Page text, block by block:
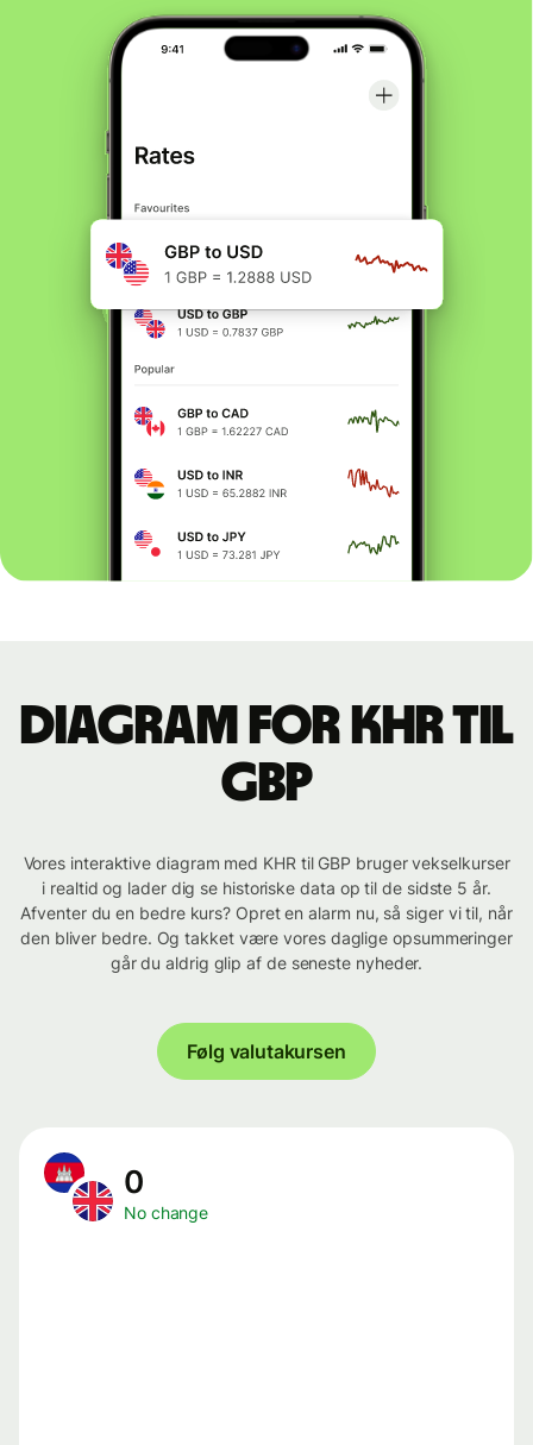
Diagram for KHR til
GBP
Vores interaktive diagram med KHR til GBP bruger vekselkurser
i realtid og lader dig se historiske data op til de sidste 5 år.
Afventer du en bedre kurs? Opret en alarm nu, så siger vi til, når
den bliver bedre. Og takket være vores daglige opsummeringer
går du aldrig glip af de seneste nyheder.
Følg valutakursen
0
No change